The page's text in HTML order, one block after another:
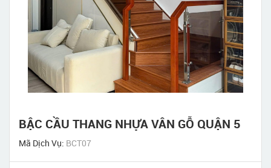
BẬC CẦU THANG NHỰA VÂN GỖ QUẬN 5
Mã Dịch Vụ: BCT07